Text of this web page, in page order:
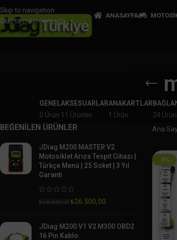
Skip to navigation
Skip to main content
ANASAYFA
GENEL
0 Ürün
AKSESUARLAR
11 Ürünler
ANAKARTLAR
1 Ürün
24
BEĞENİLEN ÜRÜNLER
JDiag M200 MASTER V2
Motosiklet Arıza Tespit Cihazı |
Türkçe Menü | 25 Soket | 3 Yıl
Garanti
₺28.000,00 ₺26.500,00
JDiag M200 V1 V2 M300 OBD2
16 Pin Kablo
Ana
-8%